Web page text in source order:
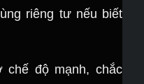
riêng tư nếu biết
chế độ mạnh, chắc